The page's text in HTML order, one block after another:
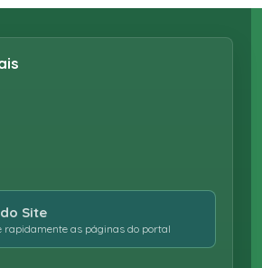
Site
rapidamente as páginas do portal